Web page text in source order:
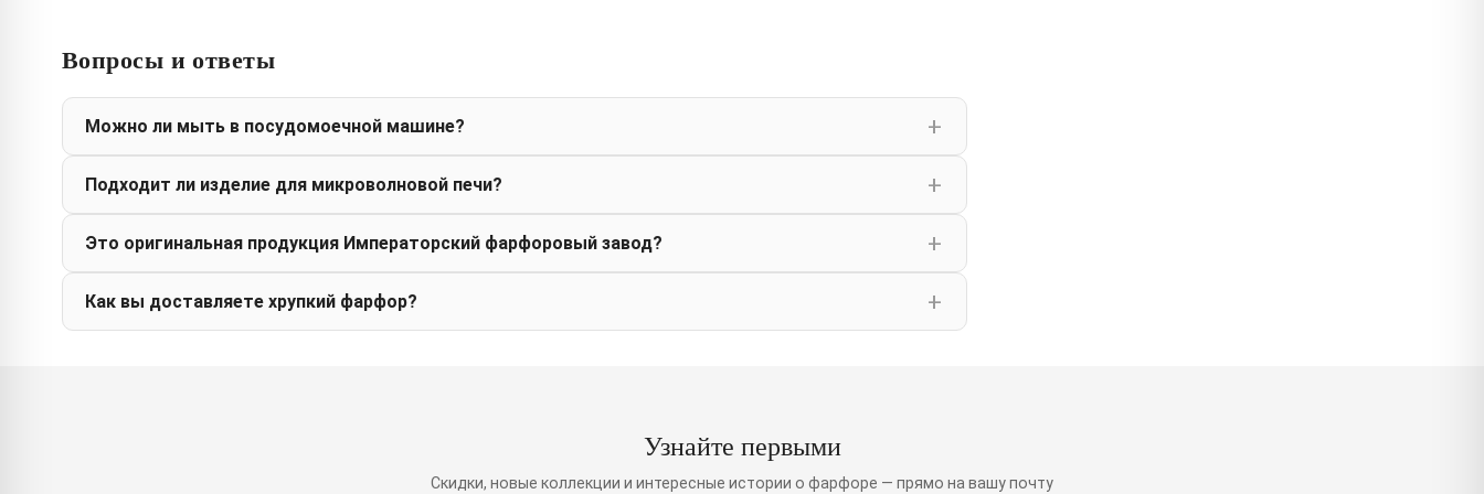
Вопросы и ответы
Можно ли мыть в посудомоечной машине?
Подходит ли изделие для микроволновой печи?
Это оригинальная продукция Императорский фарфоровый завод?
Как вы доставляете хрупкий фарфор?
Узнайте первыми
Скидки, новые коллекции и интересные истории о фарфоре — прямо на вашу почту